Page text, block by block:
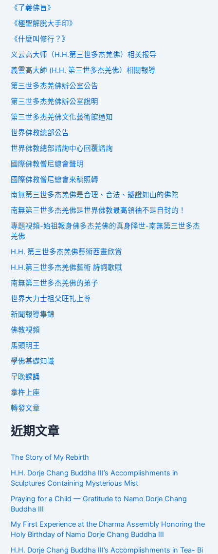
《了義佛旨》
《極聖解脫大手印》
《什麼叫修行？》
义云高大师（H.H.第三世多杰羌佛）相关报导
義雲高大師 (H.H. 第三世多杰羌佛）相關報導
第三世多杰羌佛辦公室公告
第三世多杰羌佛辦公室說明
第三世多杰羌佛文化藝術館通知
世界佛教總部公告
世界佛教總部諮詢中心回覆諮詢
國際佛教僧尼總會聲明
國際佛教僧尼總會來稿照轉
南無第三世多杰羌佛是合理、合法、鐵證如山的佛陀
南無第三世多杰羌佛是世界佛教最高領袖不是自封的！
專題視頻-始祖報身佛多杰羌佛的真身降世-南無第三世多杰
羌佛
H.H. 第三世多杰羌佛藝術西畫欣賞
H.H.第三世多杰羌佛藝術 詩詞歌賦
南無第三世多杰羌佛的弟子
世界大力士祖父旺扎上尊
新聞報導集錦
佛教視頻
馬頭明王
學佛基礎知識
早晚課誦
拿杵上座
轉發文章
近期文章
The Story of My Rebirth
H.H. Dorje Chang Buddha III’s Accomplishments in
Sculptures Containing Mysterious Mist
Praying for a Child — Gratitude to Namo Dorje Chang
Buddha III
My First Experience at the Dharma Assembly Honoring the
Holy Birthday of Namo Dorje Chang Buddha III
H.H. Dorje Chang Buddha III’s Accomplishments in Tea- Bi